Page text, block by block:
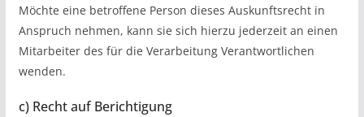
Möchte eine betroffene Person dieses Auskunftsrecht in
Anspruch nehmen, kann sie sich hierzu jederzeit an einen
Mitarbeiter des für die Verarbeitung Verantwortlichen
wenden.
c) Recht auf Berichtigung